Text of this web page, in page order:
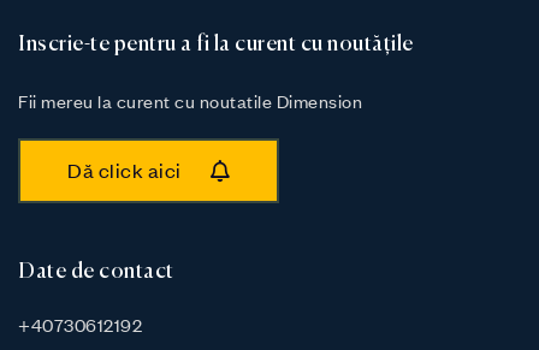
Inscrie-te pentru a fi la curent cu noutățile
Fii mereu la curent cu noutatile Dimension
Dă click aici
Date de contact
+40730612192